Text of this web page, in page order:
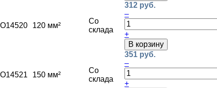
O14520 120 мм²
Со
склада
312 руб.
–
+
В корзину
O14521 150 мм²
Со
склада
351 руб.
–
+